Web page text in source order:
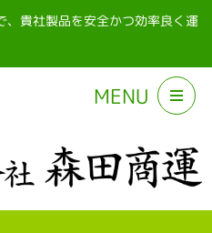
貴社製品を安全かつ効率良く運
MENU